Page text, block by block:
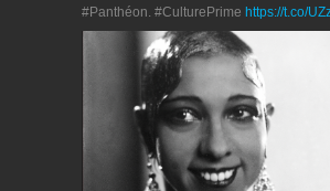
#Panthéon. #CulturePrime https://t.co/